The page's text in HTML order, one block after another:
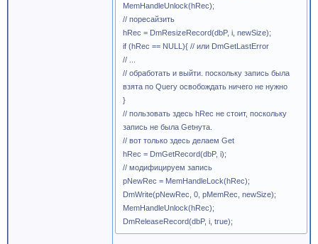
MemHandleUnlock(hRec);
// поресайзить
hRec = DmResizeRecord(dbP, i, newSize);
if (hRec == NULL){ // или DmGetLastError
// ...
// обработать и выйти. поскольку запись была
взята по Query освобождать ничего не нужно
}
// пользовать здесь hRec не стоит, поскольку
запись не была Getнута.
// вот только здесь делаем Get
hRec = DmGetRecord(dbP, i);
// модифицируем запись
pNewRec = MemHandleLock(hRec);
DmWrite(pNewRec, 0, pMemRec, newSize);
MemHandleUnlock(hRec);
DmReleaseRecord(dbP, i, true);